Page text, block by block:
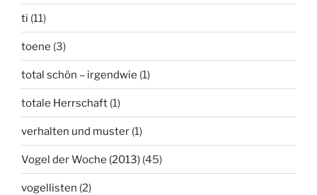
ti (11)
toene (3)
total schön – irgendwie (1)
totale Herrschaft (1)
verhalten und muster (1)
Vogel der Woche (2013) (45)
vogellisten (2)